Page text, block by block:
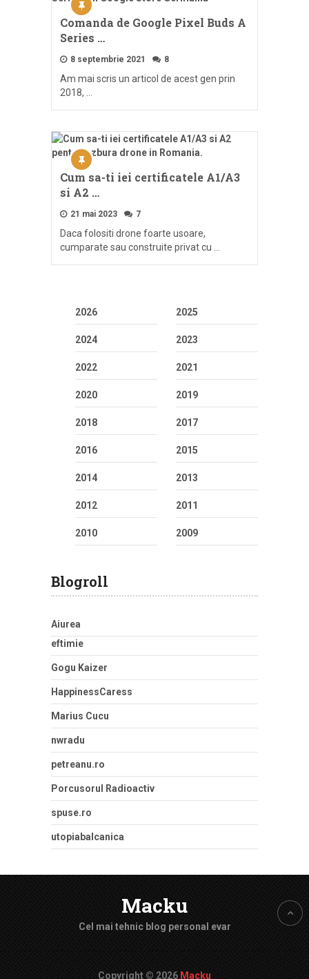
Comanda de Google Pixel Buds A
Series …
8 septembrie 2021 8
Am mai scris un articol de acest gen prin
2018, …
Cum sa-ti iei certificatele A1/A3
si A2 …
21 mai 2023 7
Daca folositi drone foarte usoare,
cumparate sau construite privat cu …
2026 2025
2024 2023
2022 2021
2020 2019
2018 2017
2016 2015
2014 2013
2012 2011
2010 2009
Blogroll
Aiurea
eftimie
Gogu Kaizer
HappinessCaress
Marius Cucu
nwradu
petreanu.ro
Porcusorul Radioactiv
spuse.ro
utopiabalcanica
Macku
Cel mai tehnic blog personal evar
Copyright © 2026 Macku